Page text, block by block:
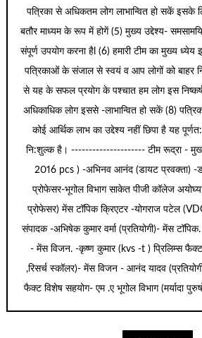
पत्रिका से अधिकतम लोग लाभान्वित हो सकें इसके
बतौर माध्यम के रूप में होगें (5) मुख्य उद्देश्य-
संपूर्ण उपयोग करना हैl (6) हमारी टीम का मुख्य
पत्रिकाओं के संजाल से स्वयं व आप लोगों को बाहर
से यह के सफल प्रयोग के पश्चात हम लोग इस
अधिकाधिक लोग इससे -लाभान्वित हो सकें (8)
कोई आर्थिक लाभ का उद्देश्य नहीं छिपा है यह
नि:शुल्क है। --------------------- टीम रूद्रा - मुख्य
2016 pcs ) -अभिनव आनंद (डायट प्रवक्ता) -
प्रोफेसर-भूगोल विभाग साकेत पीजी कॉलेज
प्रोफेसर) मेंस टॉपिक क्रिएटर -योगराज पटेल
संपादक -अभिषेक कुमार वर्मा (प्रतियोगी)- मेंस
- मेंस विजन. -कृष्ण कुमार (kvs -t ) प्रिलिम्स
,रिसर्च स्कॉलर)- मेंस विजन - आनंद यादव
फैक्ट विशेष सहयोग- एम .ए भूगोल विभाग (मर्यादा